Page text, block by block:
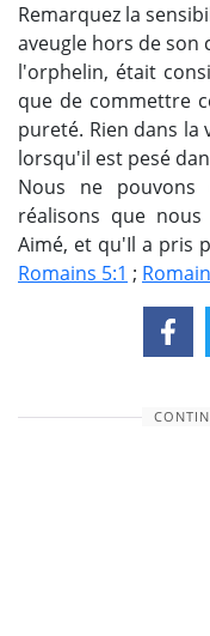
Remarquez la
aveugle hors de
l'orphelin, était
que de commettre
pureté. Rien dans
lorsqu'il est pesé
Nous ne pouvons
réalisons que
Aimé, et qu'Il a pris
Romains 5:1 ;